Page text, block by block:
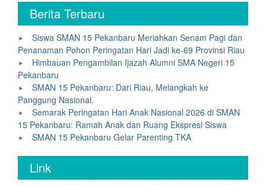
Berita Terbaru
Siswa SMAN 15 Pekanbaru Meriahkan Senam Pagi dan
Penanaman Pohon Peringatan Hari Jadi ke-69 Provinsi Riau
Himbauan Pengambilan Ijazah Alumni SMA Negeri 15
Pekanbaru
SMAN 15 Pekanbaru: Dari Riau, Melangkah ke
Panggung Nasional.
Semarak Peringatan Hari Anak Nasional 2026 di SMAN
15 Pekanbaru: Ramah Anak dan Ruang Ekspresi Siswa
SMAN 15 Pekanbaru Gelar Parenting TKA
Link